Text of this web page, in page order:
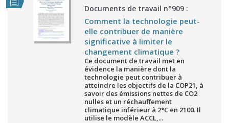
Documents de travail n°909 :
Comment la technologie peut-
elle contribuer de manière
significative à limiter le
changement climatique ?
Ce document de travail met en
évidence la manière dont la
technologie peut contribuer à
atteindre les objectifs de la COP21, à
savoir des émissions nettes de CO2
nulles et un réchauffement
climatique inférieur à 2°C en 2100. Il
utilise le modèle ACCL,...